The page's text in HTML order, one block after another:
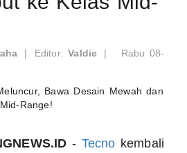
| Editor:Valdie |
Rabu 08-
- Tecno kembali